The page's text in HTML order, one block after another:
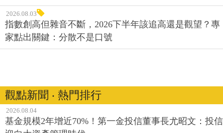
2026.08.03
指數創高但雜音不斷，2026下半年該追高還是觀望？專
家點出關鍵：分散不是口號
觀點新聞 ‧ 熱門排行
2026.08.04
基金規模2年增近70%！第一金投信董事長尤昭文：投信